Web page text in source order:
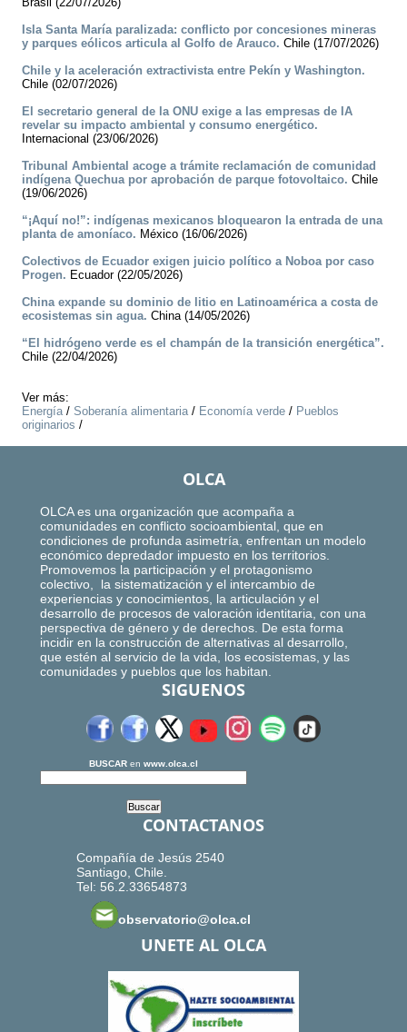
Isla Santa María paralizada: conflicto por concesiones mineras
y parques eólicos articula al Golfo de Arauco. Chile (17/07/2026)
Chile y la aceleración extractivista entre Pekín y Washington.
Chile (02/07/2026)
El secretario general de la ONU exige a las empresas de IA
revelar su impacto ambiental y consumo energético.
Internacional (23/06/2026)
Tribunal Ambiental acoge a trámite reclamación de comunidad
indígena Quechua por aprobación de parque fotovoltaico. Chile
(19/06/2026)
“¡Aquí no!”: indígenas mexicanos bloquearon la entrada de una
planta de amoníaco. México (16/06/2026)
Colectivos de Ecuador exigen juicio político a Noboa por caso
Progen. Ecuador (22/05/2026)
China expande su dominio de litio en Latinoamérica a costa de
ecosistemas sin agua. China (14/05/2026)
“El hidrógeno verde es el champán de la transición energética”.
Chile (22/04/2026)
Ver más:
Energía/ Soberanía alimentaria/ Economía verde / Pueblos
originarios /
OLCA
OLCA es una organización que acompaña a
comunidades en conflicto socioambiental, que en
condiciones de profunda asimetría, enfrentan un modelo
económico depredador impuesto en los territorios.
Promovemos la participación y el protagonismo
colectivo, la sistematización y el intercambio de
experiencias y conocimientos, la articulación y el
desarrollo de procesos de valoración identitaria, con una
perspectiva de género y de derechos. De esta forma
incidir en la construcción de alternativas al desarrollo,
que estén al servicio de la vida, los ecosistemas, y las
comunidades y pueblos que los habitan.
SIGUENOS
BUSCAR en www.olca.cl
CONTACTANOS
Compañía de Jesús 2540
Santiago, Chile.
Tel: 56.2.33654873
observatorio@olca.cl
UNETE AL OLCA